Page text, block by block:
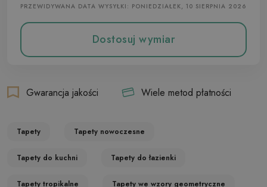
PRZEWIDYWANA DATA WYSYŁKI: PONIEDZIAŁEK, 10 SIERPNIA 2026
Dostosuj wymiar
Gwarancja jakości Wiele metod płatności
Tapety Tapety nowoczesne
Tapety do kuchni Tapety do łazienki
Tapety tropikalne Tapety we wzory geometryczne